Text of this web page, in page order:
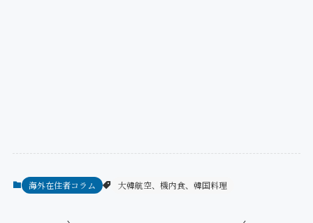
海外在住者コラム 大韓航空、機内食、韓国料理